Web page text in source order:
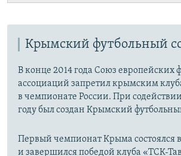
Крымский футбольный
В конце 2014 года Союз европейских
ассоциаций запретил крымским
в чемпионате России. При
году был создан Крымский
Первый чемпионат Крыма состоялся
и завершился победой клуба «ТСК-